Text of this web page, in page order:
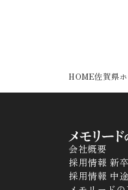
HOME佐賀県
会社概要
採用情報 新卒
採用情報 中途